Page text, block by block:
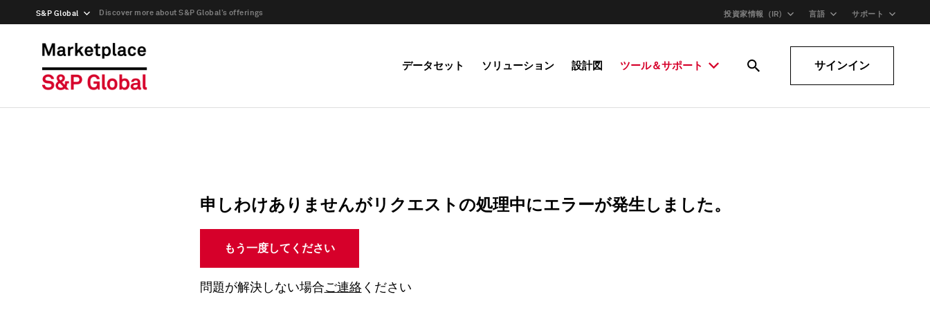
S&P Global Discover more about S&P Global’s offerings 投資家情報（IR) 言語 サポート
データセット ソリューション 設計図 ツール＆サポート サインイン
申しわけありませんがリクエストの処理中にエラーが発生しました。
もう一度してください
問題が解決しない場合ご連絡 ください